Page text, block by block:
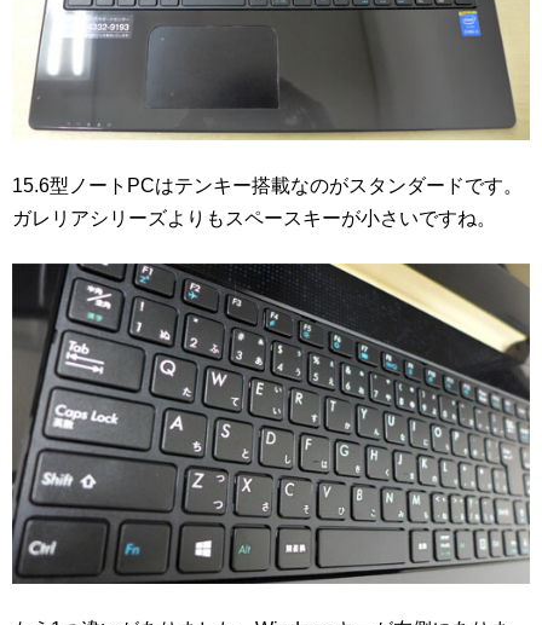
15.6型ノートPCはテンキー搭載なのがスタンダードです。
ガレリアシリーズよりもスペースキーが小さいですね。